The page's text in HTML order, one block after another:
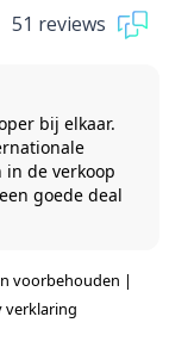
51 reviews
bij elkaar.
de verkoop
goede deal
voorbehouden |
verklaring